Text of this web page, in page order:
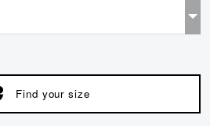
Find your size